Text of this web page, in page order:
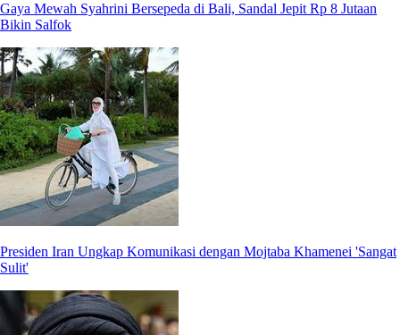
Gaya Mewah Syahrini Bersepeda di Bali, Sandal Jepit Rp 8 Jutaan
Bikin Salfok
Presiden Iran Ungkap Komunikasi dengan Mojtaba Khamenei 'Sangat
Sulit'